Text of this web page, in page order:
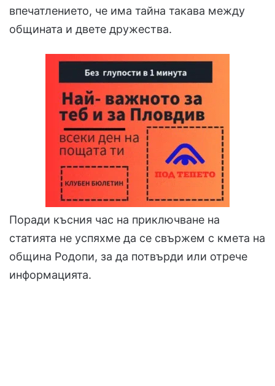
впечатлението, че има тайна такава между
общината и двете дружества.
Поради късния час на приключване на
статията не успяхме да се свържем с кмета на
община Родопи, за да потвърди или отрече
информацията.